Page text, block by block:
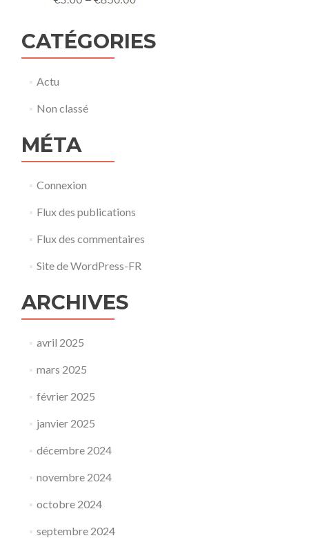
CATÉGORIES
Actu
Non classé
MÉTA
Connexion
Flux des publications
Flux des commentaires
Site de WordPress-FR
ARCHIVES
avril 2025
mars 2025
février 2025
janvier 2025
décembre 2024
novembre 2024
octobre 2024
septembre 2024